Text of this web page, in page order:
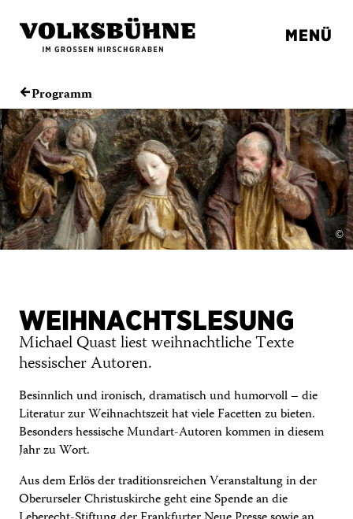
MENÜ
←Programm
©
WEIHNACHTSLESUNG
Michael Quast liest weihnachtliche Texte
hessischer Autoren.
Besinnlich und ironisch, dramatisch und humorvoll – die
Literatur zur Weihnachtszeit hat viele Facetten zu bieten.
Besonders hessische Mundart-Autoren kommen in diesem
Jahr zu Wort.
Aus dem Erlös der traditionsreichen Veranstaltung in der
Oberurseler Christuskirche geht eine Spende an die